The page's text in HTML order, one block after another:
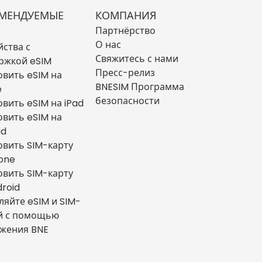
с
eSIM
eSIM на
eSIM на iPad
eSIM на
SIM-карту
SIM-карту
eSIM и SIM-
с помощью
BNE
КОМПАНИЯ
Партнёрство
О нас
Свяжитесь с нами
Пресс-релиз
BNESIM Программа
безопасности